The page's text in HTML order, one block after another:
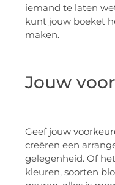
iemand te laten
kunt jouw boeket
maken.
Jouw
Geef jouw
creëren een
gelegenheid. Of
kleuren, soorten